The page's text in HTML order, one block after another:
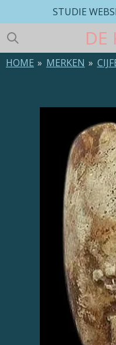
direct
naar
de
hoofdinhoud
DE
STUDIE
HOME » MERKEN »